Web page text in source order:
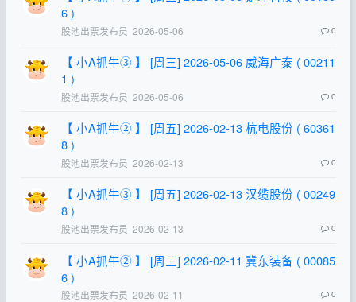
6 )
股池出票发布员 2026-05-06 0
【 小A抓牛③ 】 [周三] 2026-05-06 威海广泰 ( 00211
1 )
股池出票发布员 2026-05-06 0
【 小A抓牛② 】 [周五] 2026-02-13 杭电股份 ( 60361
8 )
股池出票发布员 2026-02-13 0
【 小A抓牛③ 】 [周五] 2026-02-13 汉缆股份 ( 00249
8 )
股池出票发布员 2026-02-13 0
【 小A抓牛② 】 [周三] 2026-02-11 冀东装备 ( 00085
6 )
股池出票发布员 2026-02-11 0